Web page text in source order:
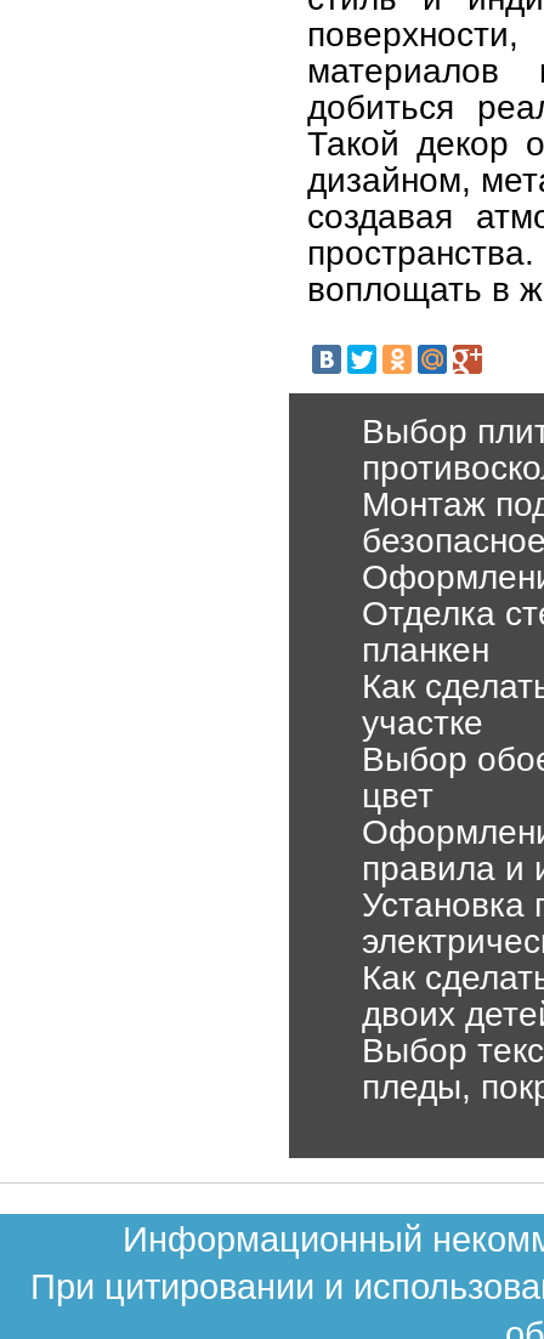
материалов
добиться
Такой декор
дизайном,
создавая
воплощать в
Выбор
Монтаж
Отделка
планкен
Как
участке
Выбор
цвет
правила и
Установка
Как
двоих
Выбор
пледы,
Информационный
При цитировании и